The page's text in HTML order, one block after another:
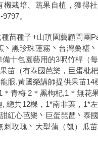
栽培、蔬果自植，獲得
。
苗種子+山頂園藝顧問團
黑珍珠蓮霧丶台灣桑椹
十包園藝用的3呎竹桿（
苗（有泰國芭樂，巨蛋枇
眼.黃國榮講師提供果苗14
青梅 2＊黑枸杞,1＊無花
總共12棵，1*南非葉，1*
紅心芭樂丶巨蛋琵琶丶泰
玫瑰丶大型蒲（瓠）瓜